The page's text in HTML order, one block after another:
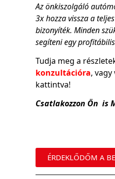
Az önkiszolgáló
3x hozza vissza a
bizonyíték. Minden
segíteni egy
Tudja meg a
konzultációra,
kattintva!
Csatlakozzon Ön is
ÉRDEKLŐDŐM A